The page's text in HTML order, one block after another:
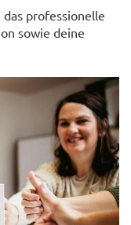
professionelle
sowie deine